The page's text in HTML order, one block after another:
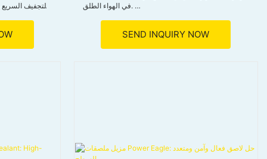
في الهواء الطلق.
وتعزيز طول المعدات طولها.
SEND INQUIRY NOW